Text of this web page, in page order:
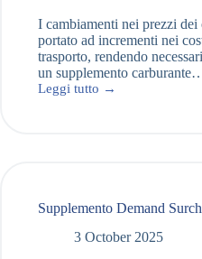
I cambiamenti nei prezzi dei
portato ad incrementi nei
trasporto, rendendo
un supplemento
Leggi tutto →
Supplemento Demand
3 October 2025